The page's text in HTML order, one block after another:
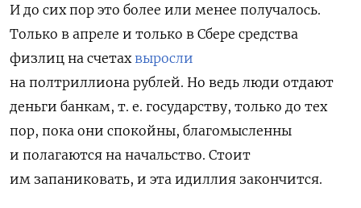
И до сих пор это более или менее получалось.
Только в апреле и только в Сбере средства
физлиц на счетах выросли
на полтриллиона рублей. Но ведь люди отдают
деньги банкам, т. е. государству, только до тех
пор, пока они спокойны, благомысленны
и полагаются на начальство. Стоит
им запаниковать, и эта идиллия закончится.